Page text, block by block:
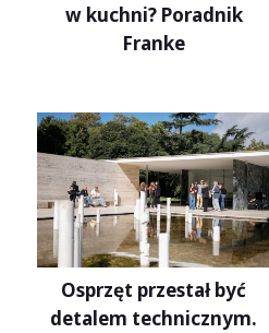
w kuchni? Poradnik
Franke
Osprzęt przestał być
detalem technicznym.